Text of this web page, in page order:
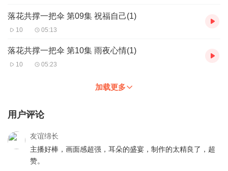
落花共撑一把伞 第09集 祝福自己(1)
10 05:13
落花共撑一把伞 第10集 雨夜心情(1)
10 05:23
加载更多
用户评论
友谊绵长
主播好棒，画面感超强，耳朵的盛宴，制作的太精良了，超
赞。